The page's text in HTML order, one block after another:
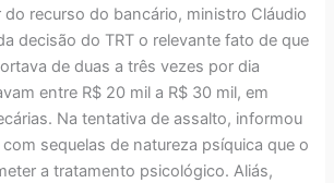
do recurso do bancário, ministro Cláudio
decisão do TRT o relevante fato de que
de duas a três vezes por dia
entre R$ 20 mil a R$ 30 mil, em
Na tentativa de assalto, informou
sequelas de natureza psíquica que o
a tratamento psicológico. Aliás,